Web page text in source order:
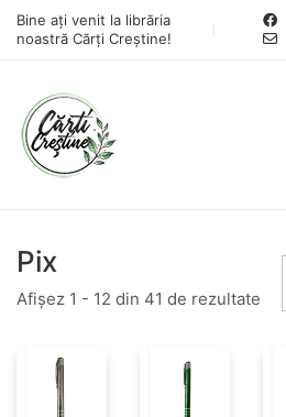
Bine ați venit la librăria
noastră Cărți Creștine!
Pix
Afișez 1 - 12 din 41 de rezultate